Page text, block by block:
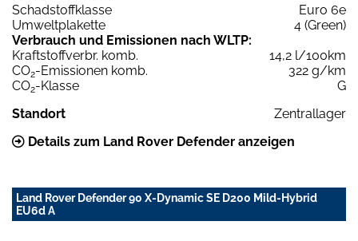
Schadstoffklasse
Euro 6e
Umweltplakette
4 (Green)
Verbrauch und Emissionen nach WLTP:
Kraftstoffverbr. komb.
14,2 l/100km
CO2-Emissionen komb.
322 g/km
CO2-Klasse
G
Standort
Zentrallager
Details zum Land Rover Defender anzeigen
Land Rover Defender 90 X-Dynamic SE D200 Mild-Hybrid
EU6d A